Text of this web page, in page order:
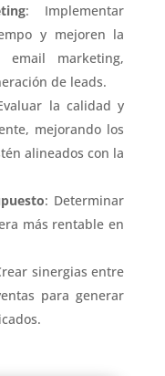
: Implementar
y mejoren la
marketing,
de leads.
la calidad y
mejorando los
alineados con la
: Determinar
más rentable en
sinergias entre
para generar